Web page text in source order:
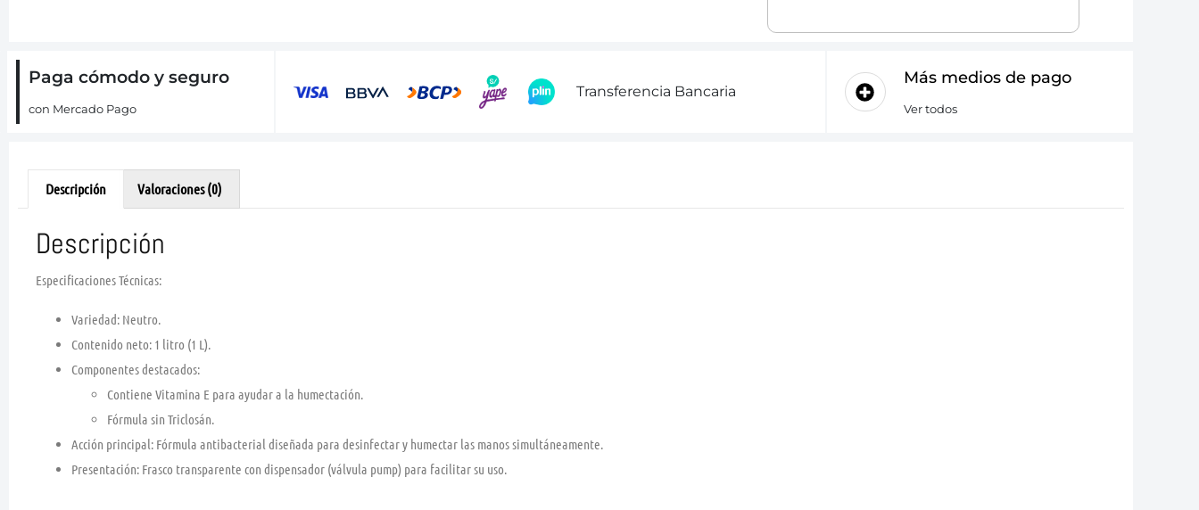
Paga cómodo y seguro
con Mercado Pago
Transferencia Bancaria
Más medios de pago
Ver todos
Descripción Valoraciones (0)
Descripción
Especificaciones Técnicas:
Variedad: Neutro.
Contenido neto: 1 litro (1 L).
Componentes destacados:
Contiene Vitamina E para ayudar a la humectación.
Fórmula sin Triclosán
Acción principal: Fórmula antibacterial diseñada para desinfectar y humectar las manos simultáneamente.
Presentación: Frasco transparente con dispensador (válvula pump) para facilitar su uso.